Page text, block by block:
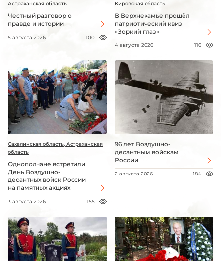
Астраханская область
Честный разговор о
правде и истории
5 августа 2026 100
Кировская область
В Верхнекамье прошёл
патриотический квиз
«Зоркий глаз»
4 августа 2026 116
Сахалинская область, Астраханская
область
Однополчане встретили
День Воздушно-
десантных войск России
на памятных акциях
3 августа 2026 155
96 лет Воздушно-
десантным войскам
России
2 августа 2026 184